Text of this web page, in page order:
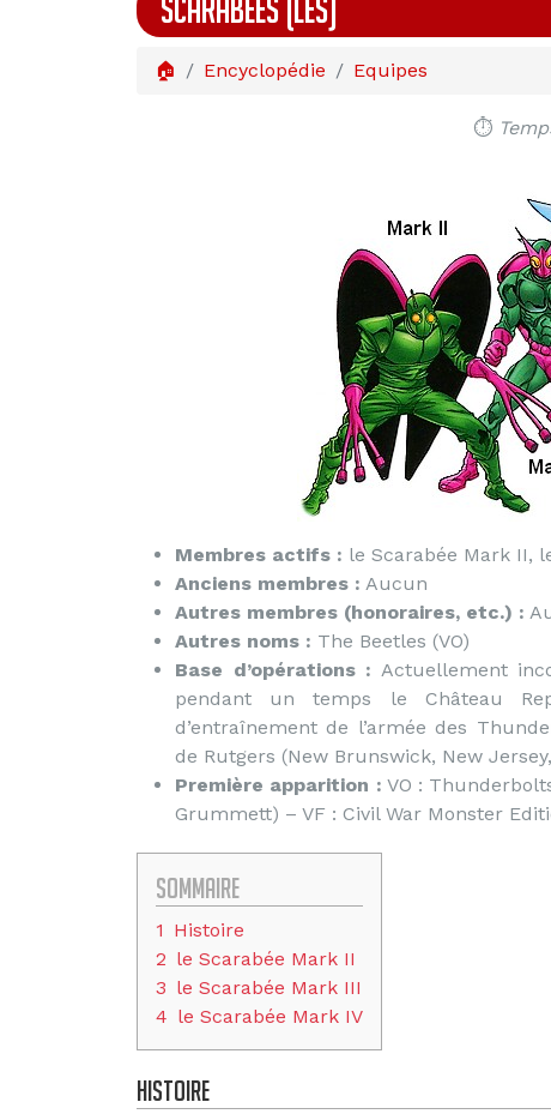
SCARABÉES (LES)
🏠 Encyclopédie Equipes
⏱️
Membres actifs : le Scarabée Mark II,
Anciens membres : Aucun
Autres membres (honoraires, etc.) :
Autres noms : The Beetles (VO)
Base d’opérations : Actuellement
pendant un temps le Château
d’entraînement de l’armée des
de Rutgers (New Brunswick, New
Première apparition : VO :
Grummett) – VF : Civil War Monster
Sommaire
1 Histoire
2 le Scarabée Mark II
3 le Scarabée Mark III
4 le Scarabée Mark IV
Histoire